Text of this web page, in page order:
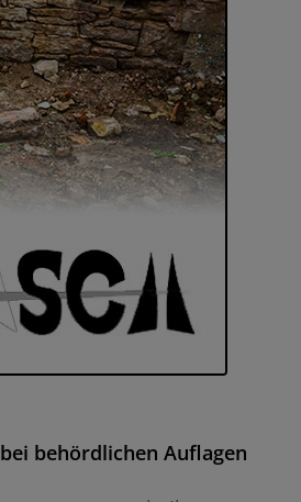
behördlichen Auflagen